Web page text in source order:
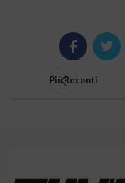
Più Recenti